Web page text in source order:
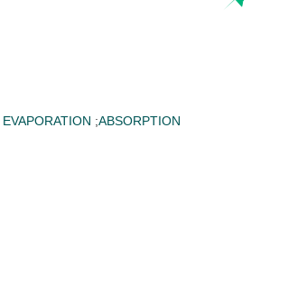
EVAPORATION ;ABSORPTION